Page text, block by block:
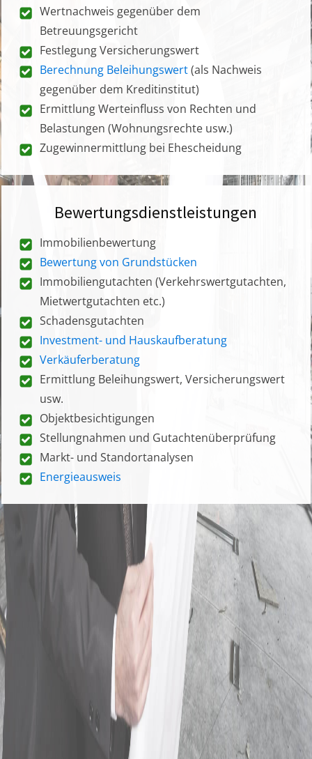
Wertnachweis gegenüber dem
Betreuungsgericht
Festlegung Versicherungswert
Berechnung Beleihungswert(als Nachweis
gegenüber dem Kreditinstitut)
Ermittlung Werteinfluss von Rechten und
Belastungen (Wohnungsrechte usw.)
Zugewinnermittlung bei Ehescheidung
Bewertungsdienstleistungen
Immobilienbewertung
Bewertung von Grundstücken
Immobiliengutachten (Verkehrswertgutachten,
Mietwertgutachten etc.)
Schadensgutachten
Investment- und Hauskaufberatung
Verkäuferberatung
Ermittlung Beleihungswert, Versicherungswert
usw.
Objektbesichtigungen
Stellungnahmen und Gutachtenüberprüfung
Markt- und Standortanalysen
Energieausweis